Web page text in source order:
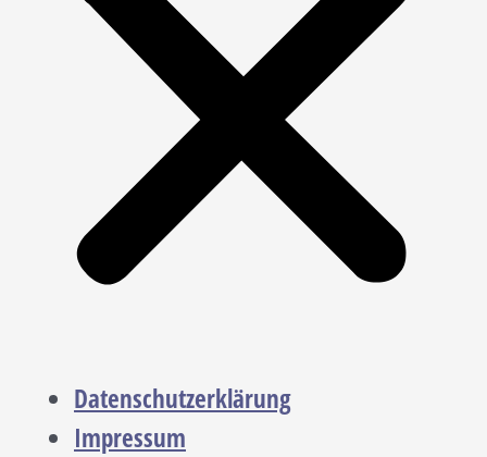
Datenschutzerklärung
Impressum